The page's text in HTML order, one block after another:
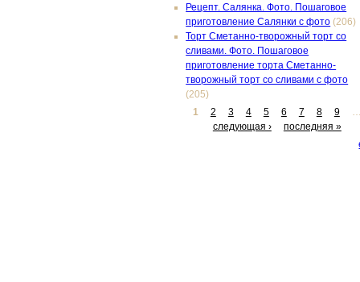
Рецепт. Салянка. Фото. Пошаговое
приготовление Салянки с фото (206)
Торт Сметанно-творожный торт со
сливами. Фото. Пошаговое
приготовление торта Сметанно-
творожный торт со сливами с фото
(205)
1
2 3 4 5 6 7 8 9
следующая ›
последняя »